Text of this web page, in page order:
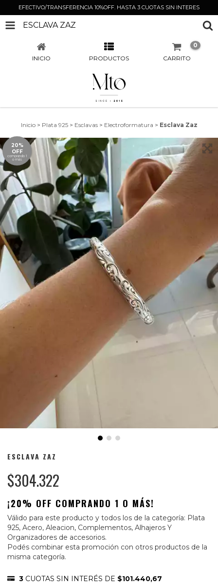
EFECTIVO/TRANSFERENCIA 10%OFF. HASTA 3 CUOTAS SIN INTERES
ESCLAVA ZAZ
INICIO PRODUCTOS CARRITO
0
Inicio > Plata 925 > Esclavas > Electroformatura > Esclava Zaz
20%
OFF
comprando 1
o más
ESCLAVA ZAZ
$304.322
¡20% OFF COMPRANDO 1 O MÁS!
Válido para este producto y todos los de la categoría: Plata
925, Acero, Aleacion, Complementos, Alhajeros Y
Organizadores de accesorios.
Podés combinar esta promoción con otros productos de la
misma categoría.
3 CUOTAS SIN INTERÉS DE $101.440,67